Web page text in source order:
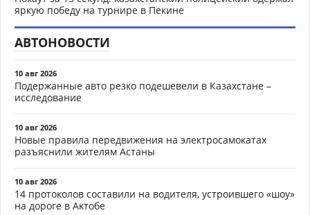
яркую победу на турнире в Пекине
АВТОНОВОСТИ
10 авг 2026
Подержанные авто резко подешевели в Казахстане –
исследование
10 авг 2026
Новые правила передвижения на электросамокатах
разъяснили жителям Астаны
10 авг 2026
14 протоколов составили на водителя, устроившего «шоу»
на дороге в Актобе